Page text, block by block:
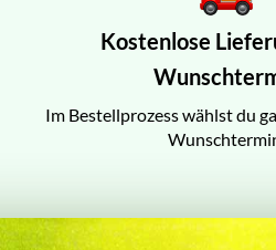
Kostenlose
Im Bestellprozess wählst du